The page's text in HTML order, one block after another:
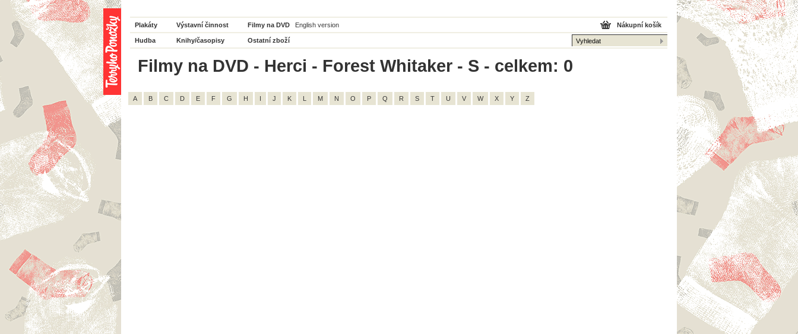
Plakáty Výstavní činnost Filmy na DVD English version
Hudba Knihy/časopisy Ostatní zboží
Nákupní košík
Filmy na DVD - Herci - Forest Whitaker - S - celkem: 0
A B C D E F G H I J K L M N O P Q R S T U V W X Y Z